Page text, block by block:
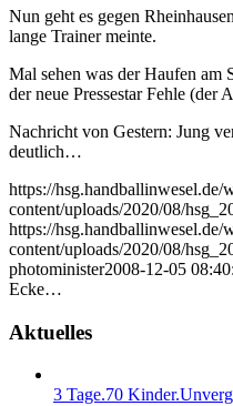
Nun geht es gegen
lange Trainer meinte.
Mal sehen was der Haufen am
der neue Pressestar Fehle
Nachricht von Gestern: Jung
deutlich…
https://hsg.handballinwesel.de/
content/uploads/2020/08/
https://hsg.handballinwesel.de/
content/uploads/2020/08/
photominister2008-12-05
Ecke…
Aktuelles
3 Tage.70